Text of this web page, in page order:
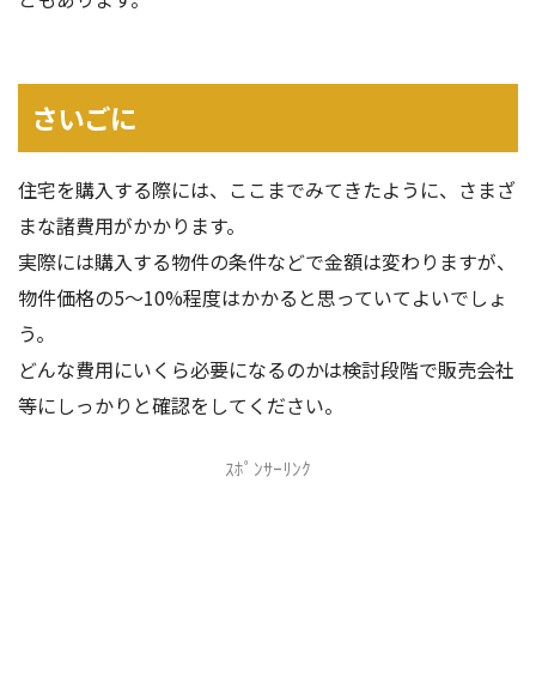
さいごに
住宅を購入する際には、ここまでみてきたように、さまざ
まな諸費用がかかります。
実際には購入する物件の条件などで金額は変わりますが、
物件価格の5～10%程度はかかると思っていてよいでしょ
う。
どんな費用にいくら必要になるのかは検討段階で販売会社
等にしっかりと確認をしてください。
ｽﾎﾟﾝｻｰﾘﾝｸ